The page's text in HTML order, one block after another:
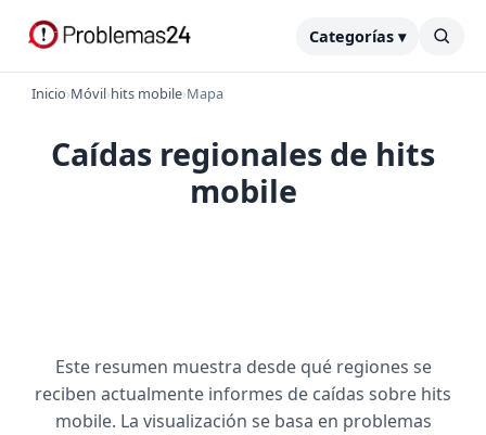
Categorías ▾
Inicio›Móvil›hits mobile›Mapa
Caídas regionales de hits
mobile
Este resumen muestra desde qué regiones se
reciben actualmente informes de caídas sobre hits
mobile. La visualización se basa en problemas